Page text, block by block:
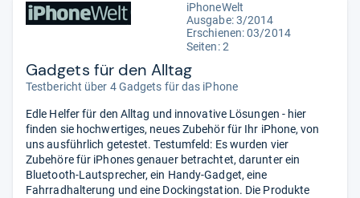
iPhoneWelt
Ausgabe: 3/2014
Erschienen: 03/2014
Seiten: 2
Gadgets für den Alltag
Testbericht über 4 Gadgets für das iPhone
Edle Helfer für den Alltag und innovative Lösungen - hier
finden sie hochwertiges, neues Zubehör für Ihr iPhone, von
uns ausführlich getestet. Testumfeld: Es wurden vier
Zubehöre für iPhones genauer betrachtet, darunter ein
Bluetooth-Lautsprecher, ein Handy-Gadget, eine
Fahrradhalterung und eine Dockingstation. Die Produkte